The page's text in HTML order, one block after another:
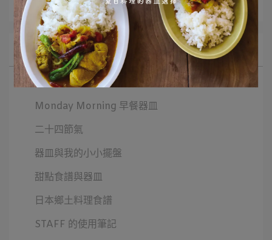
所有文章主題
選品推薦
Monday Morning 早餐器皿
二十四節氣
器皿與我的小小擺盤
甜點食譜與器皿
日本鄉土料理食譜
STAFF 的使用筆記